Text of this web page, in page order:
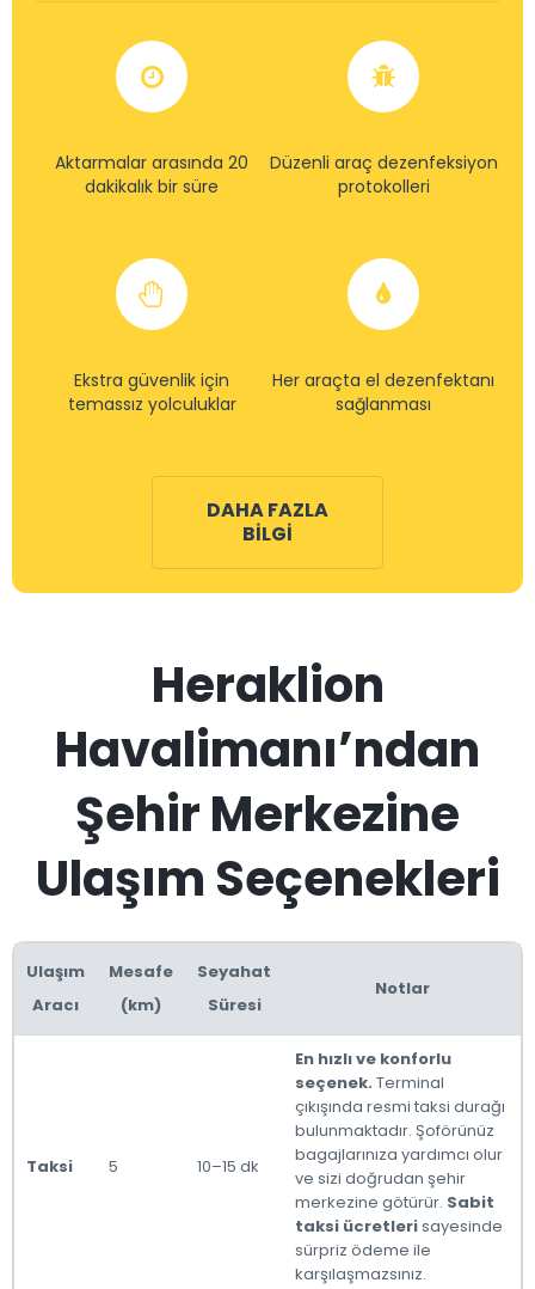
Aktarmalar arasında 20
dakikalık bir süre
Düzenli araç dezenfeksiyon
protokolleri
Ekstra güvenlik için
temassız yolculuklar
Her araçta el dezenfektanı
sağlanması
DAHA FAZLA
BILGI
Heraklion
Havalimanı’ndan
Şehir Merkezine
Ulaşım Seçenekleri
Ulaşım
Aracı
Mesafe
(km)
Seyahat
Süresi
Notlar
Taksi 5 10–15 dk
En hızlı ve konforlu
seçenek. Terminal
çıkışında resmi taksi durağı
bulunmaktadır. Şoförünüz
bagajlarınıza yardımcı olur
ve sizi doğrudan şehir
merkezine götürür. Sabit
taksi ücretlerisayesinde
sürpriz ödeme ile
karşılaşmazsınız.